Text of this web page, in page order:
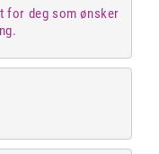
for deg som ønsker